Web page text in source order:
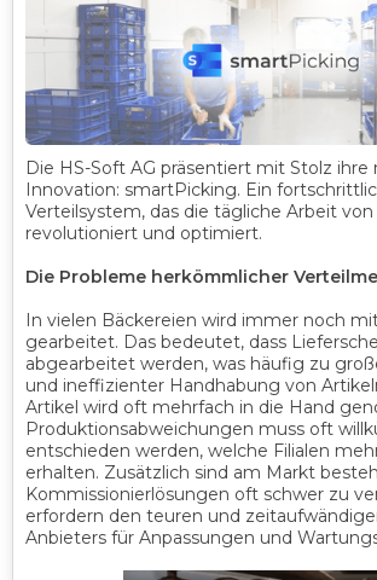
Die HS-Soft AG präsentiert mit Stolz ihre
Innovation: smartPicking. Ein
Verteilsystem, das die tägliche Arbeit
revolutioniert und optimiert.
Die Probleme herkömmlicher
In vielen Bäckereien wird immer noch
gearbeitet. Das bedeutet, dass
abgearbeitet werden, was häufig zu
und ineffizienter Handhabung von
Artikel wird oft mehrfach in die Hand
Produktionsabweichungen muss oft
entschieden werden, welche Filialen
erhalten. Zusätzlich sind am Markt
Kommissionierlösungen oft schwer zu
erfordern den teuren und
Anbieters für Anpassungen und